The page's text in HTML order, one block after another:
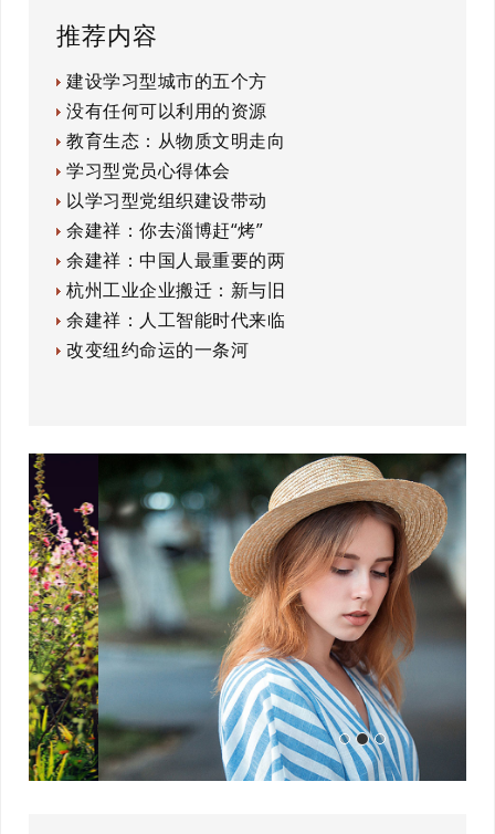
推荐内容
建设学习型城市的五个方
没有任何可以利用的资源
教育生态：从物质文明走向
学习型党员心得体会
以学习型党组织建设带动
余建祥：你去淄博赶“烤”
余建祥：中国人最重要的两
杭州工业企业搬迁：新与旧
余建祥：人工智能时代来临
改变纽约命运的一条河